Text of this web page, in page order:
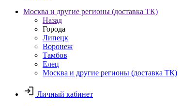
Москва и другие регионы (доставка ТК)
Назад
Города
Липецк
Воронеж
Тамбов
Елец
Москва и другие регионы (доставка ТК)
Личный кабинет